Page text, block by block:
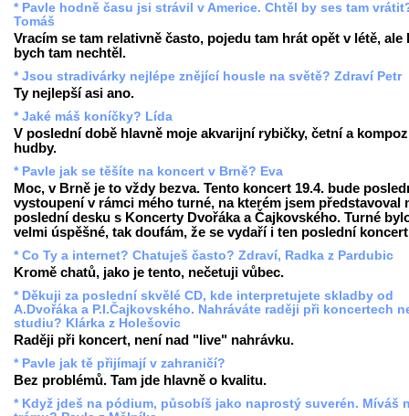
* Pavle hodně času jsi strávil v Americe. Chtěl by ses tam
Tomáš
Vracím se tam relativně často, pojedu tam hrát opět v létě, ale
bych tam nechtěl.
* Jsou stradivárky nejlépe znějící housle na světě? Zdraví Petr
Ty nejlepší asi ano.
* Jaké máš koníčky? Lída
V poslední době hlavně moje akvarijní rybičky, četní a
hudby.
* Pavle jak se těšíte na koncert v Brně? Eva
Moc, v Brně je to vždy bezva. Tento koncert 19.4. bude
vystoupení v rámci mého turné, na kterém jsem představoval
poslední desku s Koncerty Dvořáka a Čajkovského. Turné
velmi úspěšné, tak doufám, že se vydaří i ten poslední
* Co Ty a internet? Chatuješ často? Zdraví, Radka z Pardubic
Kromě chatů, jako je tento, nečetuji vůbec.
* Děkuji za poslední skvělé CD, kde interpretujete skladby od
A.Dvořáka a P.I.Čajkovského. Nahráváte raději při koncertech
studiu? Klárka z Holešovic
Raději při koncert, není nad "live" nahrávku.
* Pavle jak tě přijímají v zahraničí?
Bez problémů. Tam jde hlavně o kvalitu.
* Když jdeš na pódium, působíš jako naprostý suverén. Míváš